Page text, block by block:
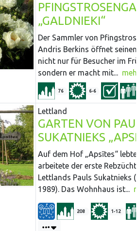
„GALDNIEKI“
Der Sammler von
Andris Berkins öffnet
nicht nur für Besucher im
sondern er macht mit...
76 6-6
Lettland
GARTEN VON
SUKATNIEKS
Auf dem Hof „Apsītes“
arbeitete der erste
Lettlands Pauls Sukatnieks
1989). Das Wohnhaus ist...
208 1-12